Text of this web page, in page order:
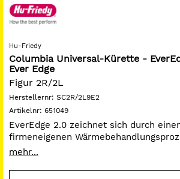
Hu-Friedy
Columbia Universal-Kürette -
Ever Edge
Figur 2R/2L
Herstellernr: SC2R/2L9E2
Artikelnr: 651049
EverEdge 2.0 zeichnet sich durch
firmeneigenen
erweitertes Veredelungsverfahren und
Verschleißresistenz, die während der
mehr...